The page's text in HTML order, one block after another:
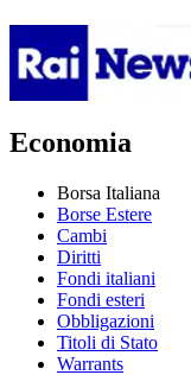
Economia
Borsa Italiana
Borse Estere
Cambi
Diritti
Fondi italiani
Fondi esteri
Obbligazioni
Titoli di Stato
Warrants